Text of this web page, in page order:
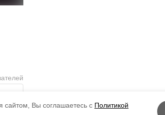
сайтом, Вы соглашаетесь с Политикой